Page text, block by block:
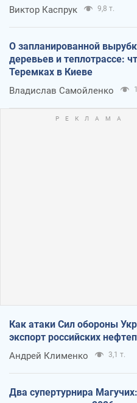
Виктор Каспрук 9,8 т.
О запланированной
деревьев и теплотрассе:
Теремках в Киеве
Владислав Самойленко
Как атаки Сил обороны
экспорт российских
Андрей Клименко 3,1 т.
Два супертурнира